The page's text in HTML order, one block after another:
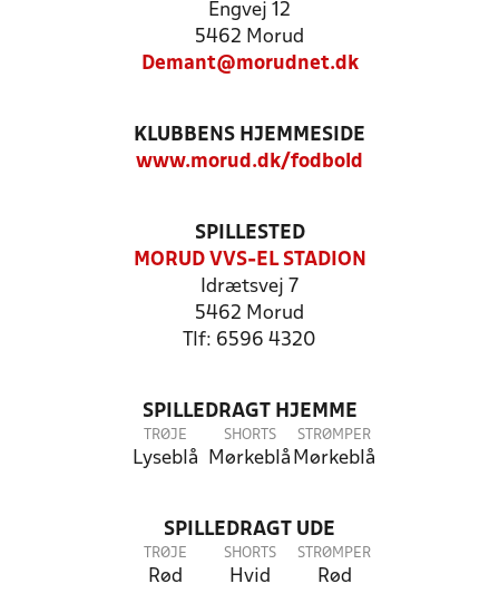
Engvej 12
5462 Morud
Demant@morudnet.dk
KLUBBENS HJEMMESIDE
www.morud.dk/fodbold
SPILLESTED
MORUD VVS-EL STADION
Idrætsvej 7
5462 Morud
Tlf: 6596 4320
SPILLEDRAGT HJEMME
TRØJE
Lyseblå
SHORTS
Mørkeblå
STRØMPER
Mørkeblå
SPILLEDRAGT UDE
TRØJE
Rød
SHORTS
Hvid
STRØMPER
Rød